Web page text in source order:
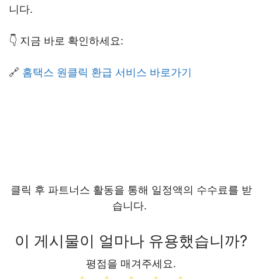
니다.
👇 지금 바로 확인하세요:
🔗 홈택스 원클릭 환급 서비스 바로가기
클릭 후 파트너스 활동을 통해 일정액의 수수료를 받
습니다.
이 게시물이 얼마나 유용했습니까?
평점을 매겨주세요.